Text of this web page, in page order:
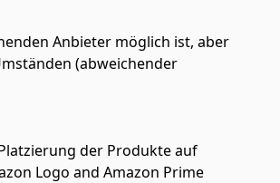
Anbieter möglich ist, aber
(abweichender
der Produkte auf
Logo and Amazon Prime